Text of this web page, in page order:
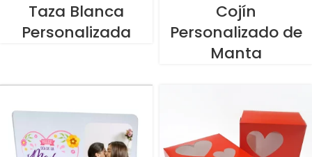
Taza Blanca
Personalizada
Cojín
Personalizado de
Manta